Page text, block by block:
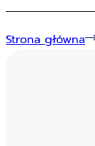
Strona główna